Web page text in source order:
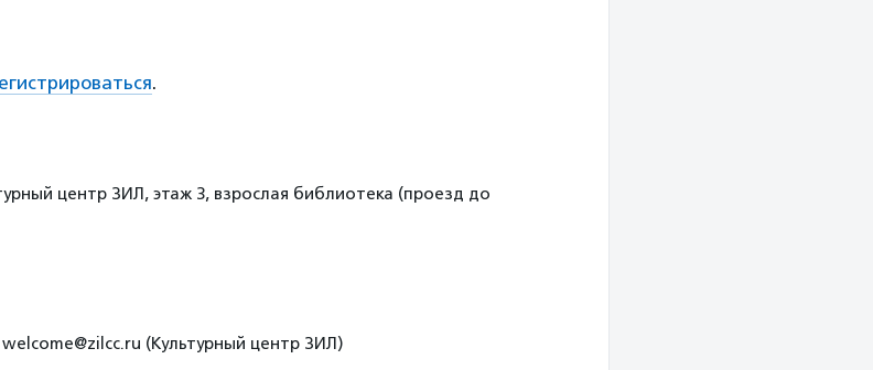
.
центр ЗИЛ, этаж 3, взрослая библиотека (проезд до
(Культурный центр ЗИЛ)